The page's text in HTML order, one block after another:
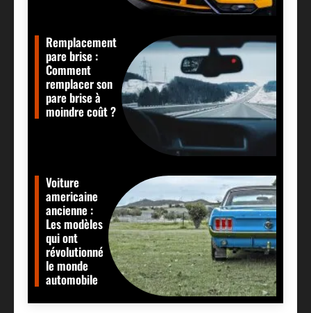
Remplacement
pare brise :
Comment
remplacer son
pare brise à
moindre coût ?
Voiture
americaine
ancienne :
Les modèles
qui ont
révolutionné
le monde
automobile